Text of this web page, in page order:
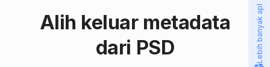
Alih keluar metadata
dari PSD
Lebih banyak apl